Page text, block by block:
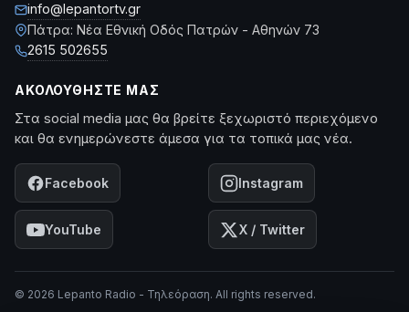
info@lepantortv.gr
Πάτρα: Νέα Εθνική Οδός Πατρών - Αθηνών 73
2615 502655
ΑΚΟΛΟΥΘΉΣΤΕ ΜΑΣ
Στα social media μας θα βρείτε ξεχωριστό περιεχόμενο
και θα ενημερώνεστε άμεσα για τα τοπικά μας νέα.
Facebook Instagram
YouTube X / Twitter
© 2026 Lepanto Radio - Τηλεόραση. All rights reserved.